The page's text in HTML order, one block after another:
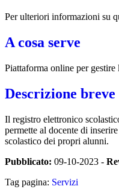
Per ulteriori informazioni su
A cosa serve
Piattaforma online per gestire
Descrizione breve
Il registro elettronico
permette al docente di
scolastico dei propri alunni.
Pubblicato: 09-10-2023 -
Tag pagina: Servizi